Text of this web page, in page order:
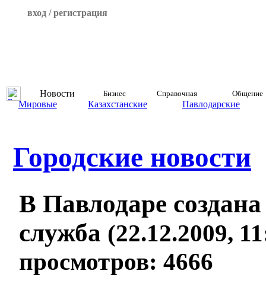
вход / регистрация
Новости Бизнес Справочная Общение
Мировые Казахстанские Павлодарские
Городские новости
В Павлодаре
служба (22.12.2009,
просмотров: 4666